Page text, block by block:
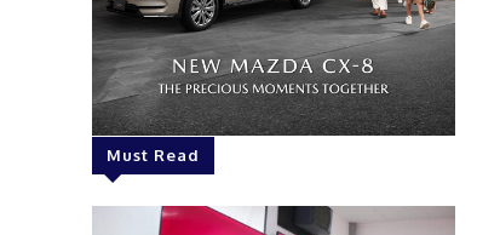
Must Read